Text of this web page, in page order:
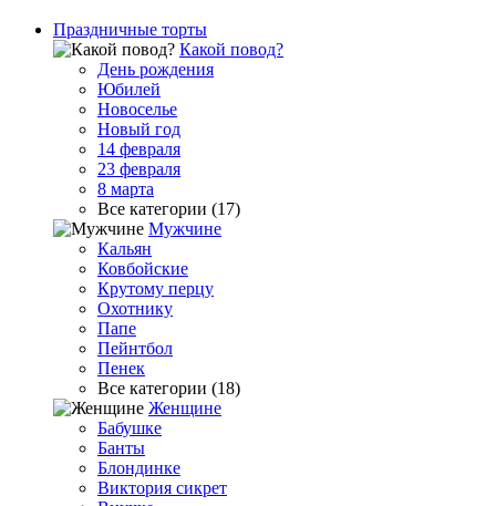
Праздничные торты
Какой повод?
День рождения
Юбилей
Новоселье
Новый год
14 февраля
23 февраля
8 марта
Все категории (17)
Мужчине
Кальян
Ковбойские
Крутому перцу
Охотнику
Папе
Пейнтбол
Пенек
Все категории (18)
Женщине
Бабушке
Банты
Блондинке
Виктория сикрет